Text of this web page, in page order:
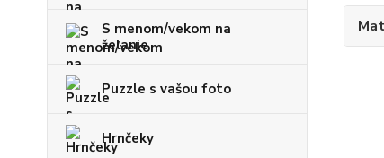
S menom/vekom na
želanie
Puzzle s vašou foto
Hrnčeky